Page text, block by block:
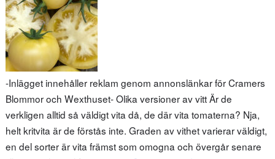
-Inlägget innehåller reklam genom annonslänkar för Cramers
Blommor och Wexthuset- Olika versioner av vitt Är de
verkligen alltid så väldigt vita då, de där vita tomaterna? Nja,
helt kritvita är de förstås inte. Graden av vithet varierar väldigt,
en del sorter är vita främst som omogna och övergår senare